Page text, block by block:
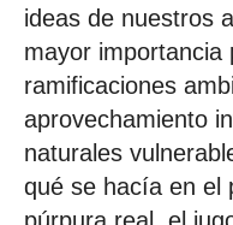
ideas de nuestros
mayor importancia
ramificaciones
aprovechamiento
naturales
qué se hacía en el